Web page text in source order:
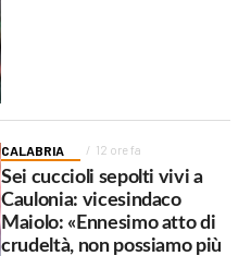
CALABRIA 12 ore fa
Sei cuccioli sepolti vivi a
Caulonia: vicesindaco
Maiolo: «Ennesimo atto di
crudeltà, non possiamo più